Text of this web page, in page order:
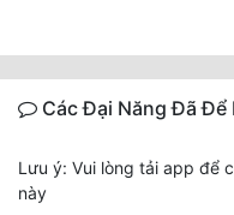
Các Đại Năng Đã Để
Lưu ý: Vui lòng tải app để
này